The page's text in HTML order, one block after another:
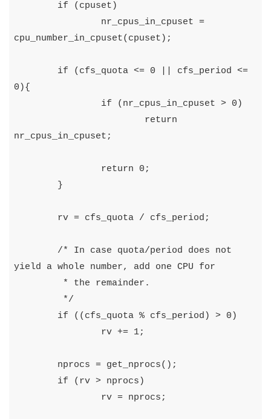
if
( cpuset )
nr_cpus_in_cpuset =
cpu_number_in_cpuset( cpuset );
if ( cfs_quota <= 0 cfs_period <=
0 ){
if
( nr_cpus_in_cpuset > 0 )
return
nr_cpus_in_cpuset ;
return 0 ;
}
rv = cfs_quota / cfs_period ;
/* In case quota/period does not
yield a whole number, add one CPU for
	 */
if
(( cfs_quota % cfs_period ) > 0 )
rv += 1;
nprocs = get_nprocs();
if
( rv > nprocs )
rv = nprocs ;